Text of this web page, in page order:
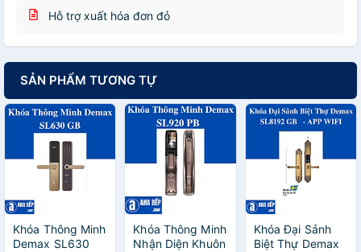
Hỗ trợ xuất hóa đơn đỏ
SẢN PHẨM TƯƠNG TỰ
Khóa Thông Minh
Demax SL630
Khóa Thông Minh
Nhận Diện Khuôn
Khóa Đại Sảnh
Biệt Thự Demax